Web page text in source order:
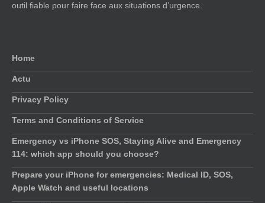
outil fiable pour faire face aux situations d’urgence.
Home
Actu
Privacy Policy
Terms and Conditions of Service
Emergency vs iPhone SOS, Staying Alive and Emergency
114: which app should you choose?
Prepare your iPhone for emergencies: Medical ID, SOS,
Apple Watch and useful locations